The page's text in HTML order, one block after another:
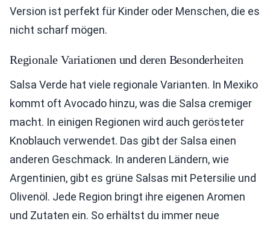
Version ist perfekt für Kinder oder Menschen, die es
nicht scharf mögen.
Regionale Variationen und deren Besonderheiten
Salsa Verde hat viele regionale Varianten. In Mexiko
kommt oft Avocado hinzu, was die Salsa cremiger
macht. In einigen Regionen wird auch gerösteter
Knoblauch verwendet. Das gibt der Salsa einen
anderen Geschmack. In anderen Ländern, wie
Argentinien, gibt es grüne Salsas mit Petersilie und
Olivenöl. Jede Region bringt ihre eigenen Aromen
und Zutaten ein. So erhältst du immer neue